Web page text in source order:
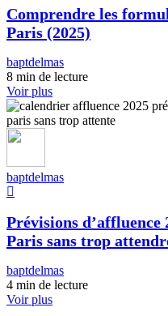
Comprendre les
Paris (2025)
baptdelmas
8 min de lecture
Voir plus
baptdelmas
Prévisions
Paris sans trop
baptdelmas
4 min de lecture
Voir plus